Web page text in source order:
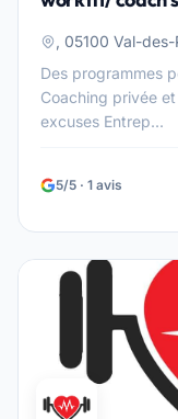
, 05100 Val-des-
Des programmes
Coaching privée
excuses Entrep...
5/5 · 1 avis